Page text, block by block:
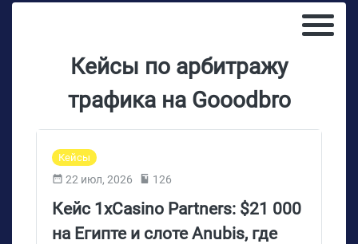
Кейсы по арбитражу
трафика на Gooodbro
Кейсы
22 июл, 2026 126
Кейс 1xCasino Partners: $21 000
на Египте и слоте Anubis, где